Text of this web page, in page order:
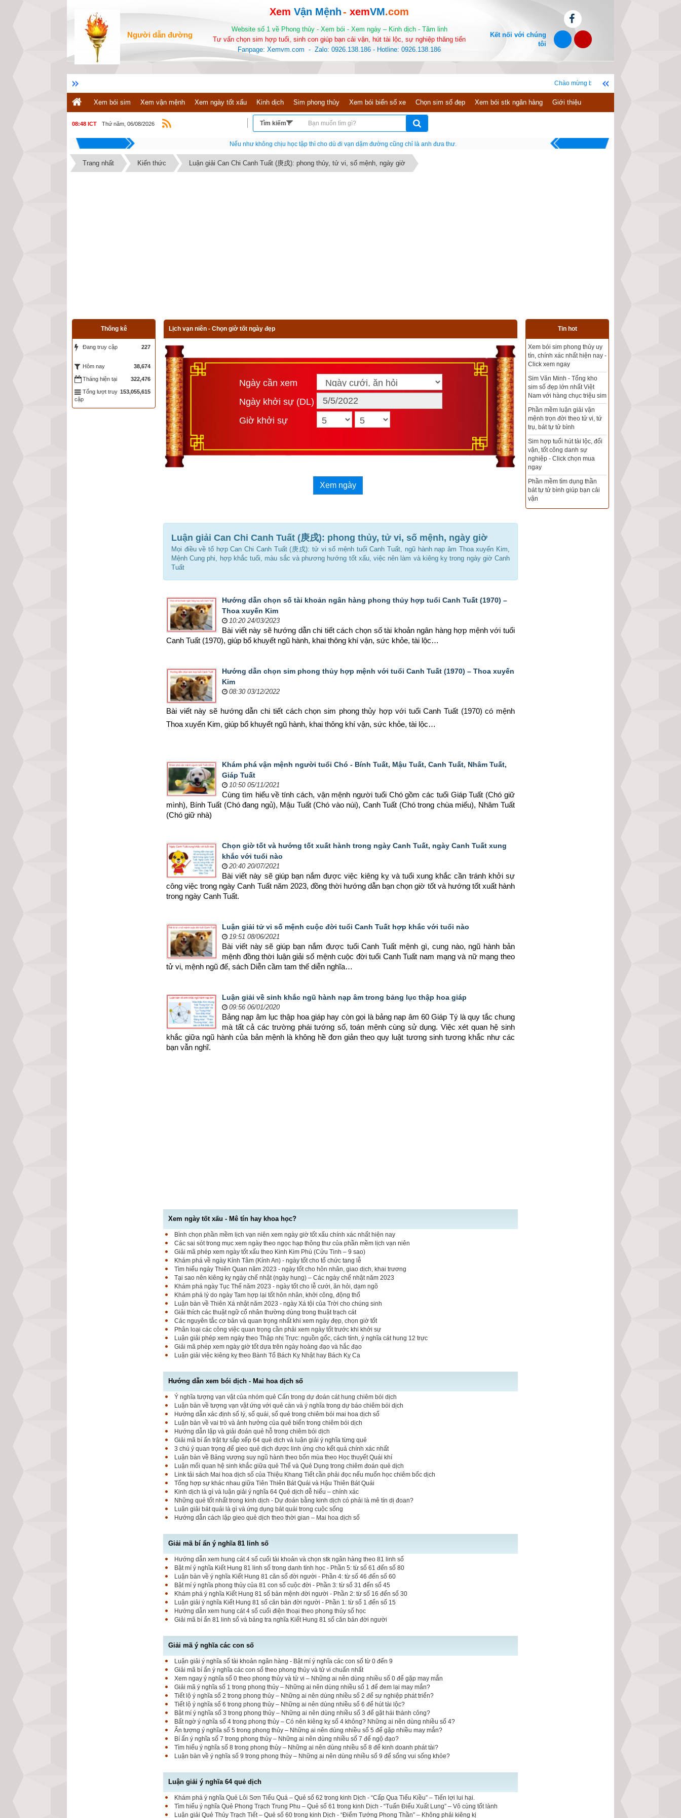
Người dẫn đường
Xem Vận Mệnh- xemVM.com
Website số 1 về Phong thủy - Xem bói - Xem ngày – Kinh dịch - Tâm linh
Tư vấn chọn sim hợp tuổi, sinh con giúp bạn cải vận, hút tài lộc, sự nghiệp thăng tiến
Fanpage: Xemvm.com - Zalo: 0926.138.186 - Hotline: 0926.138.186
Kết nối với chúng
tôi
Chào mừng bạn đến với website xemvm.com, chúc
Xem bói sim Xem vận mệnh Xem ngày tốt xấu Kinh dịch Sim phong thủy Xem bói biển số xe Chọn sim số đẹp Xem bói stk ngân hàng Giới thiệu
08:48 ICT Thứ năm, 06/08/2026
Nếu như không chịu học tập thì cho dù đi vạn dặm đường cũng chỉ là anh đưa thư.
Trang nhất Kiến thức Luận giải Can Chi Canh Tuất (庚戌): phong thủy, tử vi, số mệnh, ngày giờ
Lịch vạn niên - Chọn giờ tốt ngày đẹp
Ngày cần xem
Ngày khởi sự (DL)
Giờ khởi sự
Xem ngày
Luận giải Can Chi Canh Tuất (庚戌): phong thủy, tử vi, số mệnh, ngày giờ
Mọi điều về tổ hợp Can Chi Canh Tuất (庚戌): tử vi số mệnh tuổi Canh Tuất, ngũ hành nạp âm Thoa xuyến Kim,
Mệnh Cung phi, hợp khắc tuổi, màu sắc và phương hướng tốt xấu, việc nên làm và kiêng kỵ trong ngày giờ Canh
Tuất
Hướng dẫn chọn số tài khoản ngân hàng phong thủy hợp tuổi Canh Tuất (1970) –
Thoa xuyến Kim
10:20 24/03/2023
Bài viết này sẽ hướng dẫn chi tiết cách chọn số tài khoản ngân hàng hợp mệnh với tuổi
Canh Tuất (1970), giúp bổ khuyết ngũ hành, khai thông khí vận, sức khỏe, tài lộc…
Hướng dẫn chọn sim phong thủy hợp mệnh với tuổi Canh Tuất (1970) – Thoa xuyến
Kim
08:30 03/12/2022
Bài viết này sẽ hướng dẫn chi tiết cách chọn sim phong thủy hợp với tuổi Canh Tuất (1970) có mệnh
Thoa xuyến Kim, giúp bổ khuyết ngũ hành, khai thông khí vận, sức khỏe, tài lộc…
Khám phá vận mệnh người tuổi Chó - Bính Tuất, Mậu Tuất, Canh Tuất, Nhâm Tuất,
Giáp Tuất
10:50 05/11/2021
Cùng tìm hiểu về tính cách, vận mệnh người tuổi Chó gồm các tuổi Giáp Tuất (Chó giữ
mình), Bính Tuất (Chó đang ngủ), Mậu Tuất (Chó vào núi), Canh Tuất (Chó trong chùa miếu), Nhâm Tuất
(Chó giữ nhà)
Chọn giờ tốt và hướng tốt xuất hành trong ngày Canh Tuất, ngày Canh Tuất xung
khắc với tuổi nào
20:40 20/07/2021
Bài viết này sẽ giúp bạn nắm được việc kiêng kỵ và tuổi xung khắc cần tránh khởi sự
công việc trong ngày Canh Tuất năm 2023, đồng thời hướng dẫn bạn chọn giờ tốt và hướng tốt xuất hành
trong ngày Canh Tuất.
Luận giải tử vi số mệnh cuộc đời tuổi Canh Tuất hợp khắc với tuổi nào
19:51 08/06/2021
Bài viết này sẽ giúp bạn nắm được tuổi Canh Tuất mệnh gì, cung nào, ngũ hành bản
mệnh đồng thời luận giải số mệnh cuộc đời tuổi Canh Tuất nam mạng và nữ mạng theo
tử vi, mệnh ngũ đế, sách Diễn cầm tam thế diễn nghĩa…
Luận giải về sinh khắc ngũ hành nạp âm trong bảng lục thập hoa giáp
09:56 06/01/2020
Bảng nạp âm lục thập hoa giáp hay còn gọi là bảng nạp âm 60 Giáp Tý là quy tắc chung
mà tất cả các trường phái tướng số, toán mệnh cùng sử dụng. Việc xét quan hệ sinh
khắc giữa ngũ hành của bản mệnh là không hề đơn giản theo quy luật tương sinh tương khắc như các
bạn vẫn nghĩ.
Xem ngày tốt xấu - Mê tín hay khoa học?
Bình chọn phần mềm lịch vạn niên xem ngày giờ tốt xấu chính xác nhất hiện nay
Các sai sót trong mục xem ngày theo ngọc hạp thông thư của phần mềm lịch vạn niên
Giải mã phép xem ngày tốt xấu theo Kinh Kim Phù (Cửu Tinh – 9 sao)
Khám phá về ngày Kính Tâm (Kính An) - ngày tốt cho tổ chức tang lễ
Tìm hiểu ngày Thiên Quan năm 2023 - ngày tốt cho hôn nhân, giao dịch, khai trương
Tại sao nên kiêng kỵ ngày chế nhật (ngày hung) – Các ngày chế nhật năm 2023
Khám phá ngày Tục Thế năm 2023 - ngày tốt cho lễ cưới, ăn hỏi, dạm ngõ
Khám phá lý do ngày Tam hợp lại tốt hôn nhân, khởi công, động thổ
Luận bàn về Thiên Xá nhật năm 2023 - ngày Xá tội của Trời cho chúng sinh
Giải thích các thuật ngữ cổ nhân thường dùng trong thuật trạch cát
Các nguyên tắc cơ bản và quan trọng nhất khi xem ngày đẹp, chọn giờ tốt
Phân loại các công việc quan trọng cần phải xem ngày tốt trước khi khởi sự
Luận giải phép xem ngày theo Thập nhị Trực: nguồn gốc, cách tính, ý nghĩa cát hung 12 trực
Giải mã phép xem ngày giờ tốt dựa trên ngày hoàng đạo và hắc đạo
Luận giải việc kiêng kỵ theo Bành Tổ Bách Kỵ Nhật hay Bách Kỵ Ca
Hướng dẫn xem bói dịch - Mai hoa dịch số
Ý nghĩa tượng vạn vật của nhóm quẻ Cấn trong dự đoán cát hung chiêm bói dịch
Luận bàn về tượng vạn vật ứng với quẻ càn và ý nghĩa trong dự báo chiêm bói dịch
Hướng dẫn xác định số lý, số quái, số quẻ trong chiêm bói mai hoa dịch số
Luận bàn về vai trò và ảnh hưởng của quẻ biến trong chiêm bói dịch
Hướng dẫn lập và giải đoán quẻ hỗ trong chiêm bói dịch
Giải mã bí ấn trật tự sắp xếp 64 quẻ dịch và luận giải ý nghĩa từng quẻ
3 chú ý quan trọng để gieo quẻ dịch được linh ứng cho kết quả chính xác nhất
Luận bàn về Bảng vượng suy ngũ hành theo bốn mùa theo Học thuyết Quái khí
Luận mối quan hệ sinh khắc giữa quẻ Thể và Quẻ Dụng trong chiêm đoán quẻ dịch
Link tải sách Mai hoa dịch số của Thiệu Khang Tiết cần phải đọc nếu muốn học chiêm bốc dịch
Tổng hợp sự khác nhau giữa Tiên Thiên Bát Quái và Hậu Thiên Bát Quái
Kinh dịch là gì và luận giải ý nghĩa 64 Quẻ dịch dễ hiểu – chính xác
Những quẻ tốt nhất trong kinh dịch - Dự đoán bằng kinh dịch có phải là mê tín dị đoan?
Luận giải bát quái là gì và ứng dụng bát quái trong cuộc sống
Hướng dẫn cách lập gieo quẻ dịch theo thời gian – Mai hoa dịch số
Giải mã bí ẩn ý nghĩa 81 linh số
Hướng dẫn xem hung cát 4 số cuối tài khoản và chọn stk ngân hàng theo 81 linh số
Bật mí ý nghĩa Kiết Hung 81 linh số trong danh tính học - Phần 5: từ số 61 đến số 80
Luận bàn về ý nghĩa Kiết Hung 81 căn số đời người - Phần 4: từ số 46 đến số 60
Bật mí ý nghĩa phong thủy của 81 con số cuộc đời - Phần 3: từ số 31 đến số 45
Khám phá ý nghĩa Kiết Hung 81 số bản mệnh đời người - Phần 2: từ số 16 đến số 30
Luận giải ý nghĩa Kiết Hung 81 số căn bản đời người - Phần 1: từ số 1 đến số 15
Hướng dẫn xem hung cát 4 số cuối điện thoại theo phong thủy số học
Giải mã bí ẩn 81 linh số và bảng tra nghĩa Kiết Hung 81 số căn bản đời người
Giải mã ý nghĩa các con số
Luận giải ý nghĩa số tài khoản ngân hàng - Bật mí ý nghĩa các con số từ 0 đến 9
Giải mã bí ẩn ý nghĩa các con số theo phong thủy và tử vi chuẩn nhất
Xem ngay ý nghĩa số 0 theo phong thủy và tử vi – Những ai nên dùng nhiều số 0 để gặp may mắn
Giải mã ý nghĩa số 1 trong phong thủy – Những ai nên dùng nhiều số 1 để đem lại may mắn?
Tiết lộ ý nghĩa số 2 trong phong thủy – Những ai nên dùng nhiều số 2 để sự nghiệp phát triển?
Tiết lộ ý nghĩa số 6 trong phong thủy – Những ai nên dùng nhiều số 6 để hút tài lộc?
Bật mí ý nghĩa số 3 trong phong thủy – Những ai nên dùng nhiều số 3 để gặt hái thành công?
Bất ngờ ý nghĩa số 4 trong phong thủy – Có nên kiêng kỵ số 4 không? Những ai nên dùng nhiều số 4?
Ấn tượng ý nghĩa số 5 trong phong thủy – Những ai nên dùng nhiều số 5 để gặp nhiều may mắn?
Bí ẩn ý nghĩa số 7 trong phong thủy – Những ai nên dùng nhiều số 7 để ngộ đạo?
Tìm hiểu ý nghĩa số 8 trong phong thủy – Những ai nên dùng nhiều số 8 để kinh doanh phát tài?
Luận bàn về ý nghĩa số 9 trong phong thủy – Những ai nên dùng nhiều số 9 để sống vui sống khỏe?
Luận giải ý nghĩa 64 quẻ dịch
Khám phá ý nghĩa Quẻ Lôi Sơn Tiểu Quá – Quẻ số 62 trong kinh Dịch - “Cấp Qua Tiểu Kiều” – Tiến lợi lui hại.
Tìm hiểu ý nghĩa Quẻ Phong Trạch Trung Phu – Quẻ số 61 trong kinh Dịch - “Tuấn Điểu Xuất Lung” – Vô cùng tốt lành
Luận giải Quẻ Thủy Trạch Tiết – Quẻ số 60 trong kinh Dịch - “Điểm Tướng Phong Thần” – Không phải kiêng kị
Tin hot
Tổng kho sim phong thủy -
Sim hợp tuổi - Sim hợp
Xem bói sim phong thủy
theo khoa học tử vi, tứ trụ
chính xác nhất
Mua sim Thần tài, Thần tài
theo bạn! Giao sim miễn phí
Xem ngày đẹp - chọn ngày
tốt khởi sự theo kinh dịch
chính xác nhất
Tổng Kho Sim Năm sinh 0x -
9x - 8x -7x -6x giá rẻ nhất thị
trường - Click xem ngay
Thống kê
Đang truy cập 227
Hôm nay 38,674
Tháng hiện tại 322,476
Tổng lượt truy
cập
153,055,615